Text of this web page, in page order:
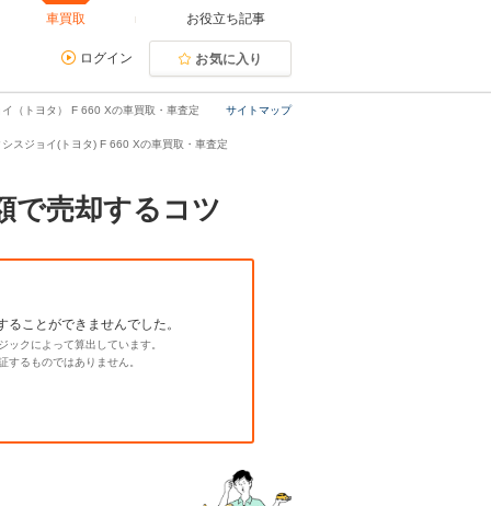
車買取 お役立ち記事
ログイン お気に入り
サイトマップ
イ（トヨタ） F 660 Xの車買取・車査定
シスジョイ(トヨタ) F 660 Xの車買取・車査定
で売却するコツ
ことができませんでした。
クによって算出しています。
るものではありません。